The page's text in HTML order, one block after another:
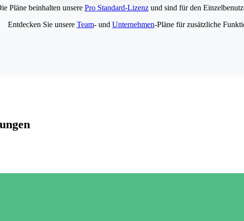
Pläne beinhalten unsere Pro Standard-Lizenzund sind für den
Entdecken Sie unsere Team- und Unternehmen-Pläne für zusätzliche